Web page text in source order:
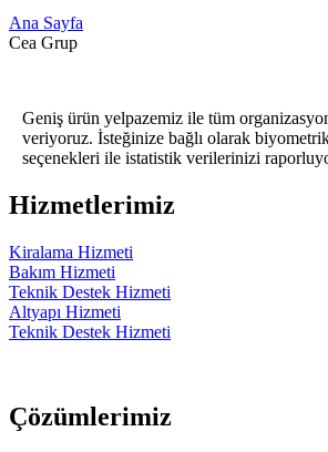
Ana Sayfa
Cea Grup
Geniş ürün yelpazemiz ile tüm
veriyoruz. İsteğinize bağlı olarak
seçenekleri ile istatistik verilerinizi
Hizmetlerimiz
Kiralama Hizmeti
Bakım Hizmeti
Teknik Destek Hizmeti
Altyapı Hizmeti
Teknik Destek Hizmeti
Çözümlerimiz